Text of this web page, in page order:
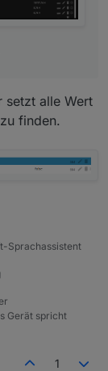
setzt alle Wert
finden.
Sprachassistent
Gerät spricht
1